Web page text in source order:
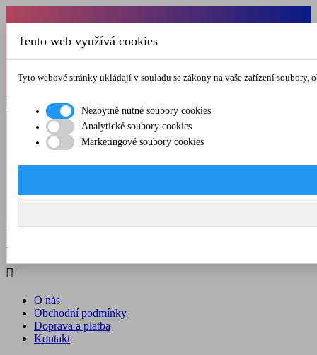
Od 1.7.-31.8.2026 budeme mít v pátek
zkrácenou provozní dobu do 12.00 hod. Přejeme
Registrovat  Přihlásit se
O nás
Kontakt
Menu  

O nás
Obchodní podmínky
Doprava a platba
Kontakt
Tento web využívá cookies
Tyto webové stránky ukládají v souladu se zákony na vaše zařízení
Nezbytně nutné soubory cookies
Analytické soubory cookies
Marketingové soubory cookies